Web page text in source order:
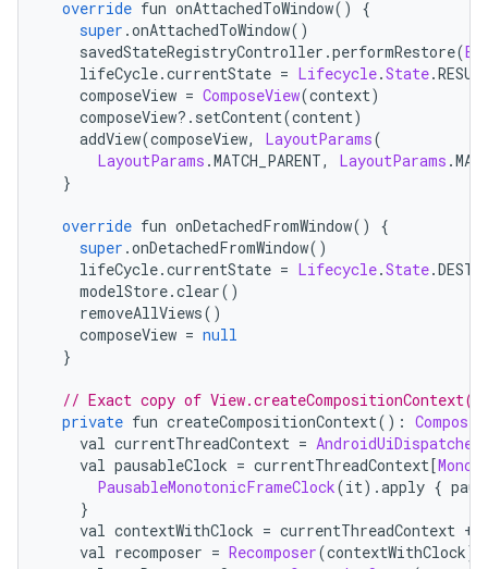
override fun onAttachedToWindow()
{
super .onAttachedToWindow()
savedStateRegistryController .performRestore(
lifeCycle.currentState = Lifecycle.State.
composeView = ComposeView(context)
composeView?. setContent(content)
addView(composeView, LayoutParams(
LayoutParams .MATCH_PARENT, LayoutParams .
}
override fun onDetachedFromWindow()
{
super .onDetachedFromWindow()
lifeCycle.currentState = Lifecycle.State.
modelStore.clear()
removeAllViews()
composeView = null
}
// Exact copy of
private fun createCompositionContext():
val currentThreadContext = AndroidUiDispatcher
val pausableClock = currentThreadContext[
PausableMonotonicFrameClock(it).apply {
}
val contextWithClock = currentThreadContext +
val recomposer = Recomposer(contextWithClock)